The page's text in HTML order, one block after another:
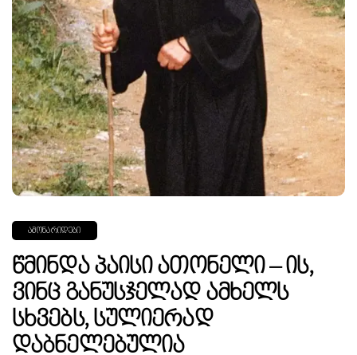
ᲐᲛᲝᲜᲐᲠᲘᲓᲔᲑᲘ
Წმინდა Პაისი Ათონელი – Ის,
Ვინც Განუსჯელად Ამხელს
Სხვებს, Სულიერად
Დაბნელებულია